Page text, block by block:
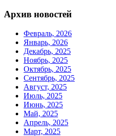
Архив новостей
Февраль, 2026
Январь, 2026
Декабрь, 2025
Ноябрь, 2025
Октябрь, 2025
Сентябрь, 2025
Август, 2025
Июль, 2025
Июнь, 2025
Май, 2025
Апрель, 2025
Март, 2025